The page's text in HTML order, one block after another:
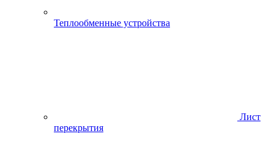
Теплообменные устройства
Лист
перекрытия